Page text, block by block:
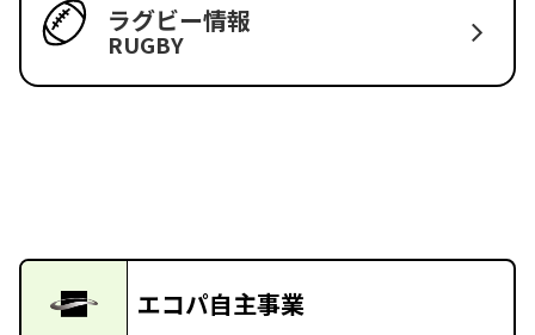
ラグビー情報
RUGBY
エコパ自主事業